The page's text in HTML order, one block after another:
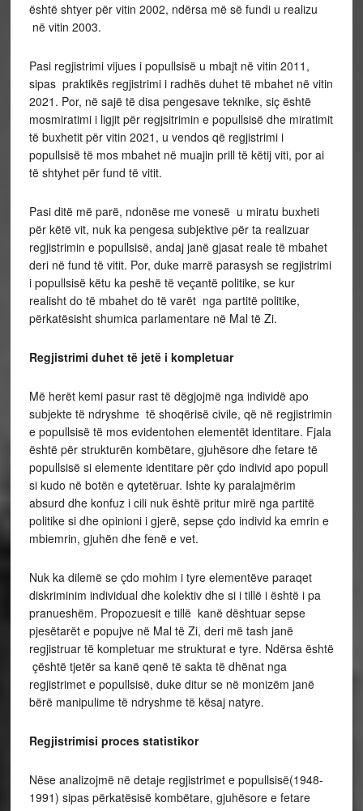
është shtyer për vitin 2002, ndërsa më së fundi u realizu
në vitin 2003.
Pasi regjistrimi vijues i popullsisë u mbajt në vitin 2011,
sipas praktikës regjistrimi i radhës duhet të mbahet në vitin
2021. Por, në sajë të disa pengesave teknike, siç është
mosmiratimi i ligjit për regjsitrimin e popullsisë dhe miratimit
të buxhetit për vitin 2021, u vendos që regjistrimi i
popullsisë të mos mbahet në muajin prill të këtij viti, por ai
të shtyhet për fund të vitit.
Pasi ditë më parë, ndonëse me vonesë u miratu buxheti
për këtë vit, nuk ka pengesa subjektive për ta realizuar
regjistrimin e popullsisë, andaj janë gjasat reale të mbahet
deri në fund të vitit. Por, duke marrë parasysh se regjistrimi
i popullsisë këtu ka peshë të veçantë politike, se kur
realisht do të mbahet do të varët nga partitë politike,
përkatësisht shumica parlamentare në Mal të Zi.
Regjistrimi duhet të jetë i kompletuar
Më herët kemi pasur rast të dëgjojmë nga individë apo
subjekte të ndryshme të shoqërisë civile, që në regjistrimin
e popullsisë të mos evidentohen elementët identitare. Fjala
është për strukturën kombëtare, gjuhësore dhe fetare të
popullsisë si elemente identitare për çdo individ apo popull
si kudo në botën e qytetëruar. Ishte ky paralajmërim
absurd dhe konfuz i cili nuk është pritur mirë nga partitë
politike si dhe opinioni i gjerë, sepse çdo individ ka emrin e
mbiemrin, gjuhën dhe fenë e vet.
Nuk ka dilemë se çdo mohim i tyre elementëve paraqet
diskriminim individual dhe kolektiv dhe si i tillë i është i pa
pranueshëm. Propozuesit e tillë kanë dështuar sepse
pjesëtarët e popujve në Mal të Zi, deri më tash janë
regjistruar të kompletuar me strukturat e tyre. Ndërsa është
çështë tjetër sa kanë qenë të sakta të dhënat nga
regjistrimet e popullsisë, duke ditur se në monizëm janë
bërë manipulime të ndryshme të kësaj natyre.
Regjistrimisi proces statistikor
Nëse analizojmë në detaje regjistrimet e popullsisë(1948-
1991) sipas përkatësisë kombëtare, gjuhësore e fetare